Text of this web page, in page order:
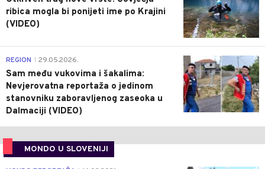
ribica mogla bi ponijeti ime po Krajini
(VIDEO)
0
REGION 29.05.2026.
Sam među vukovima i šakalima:
Nevjerovatna reportaža o jedinom
stanovniku zaboravljenog zaseoka u
Dalmaciji (VIDEO)
MONDO U SLOVENIJI